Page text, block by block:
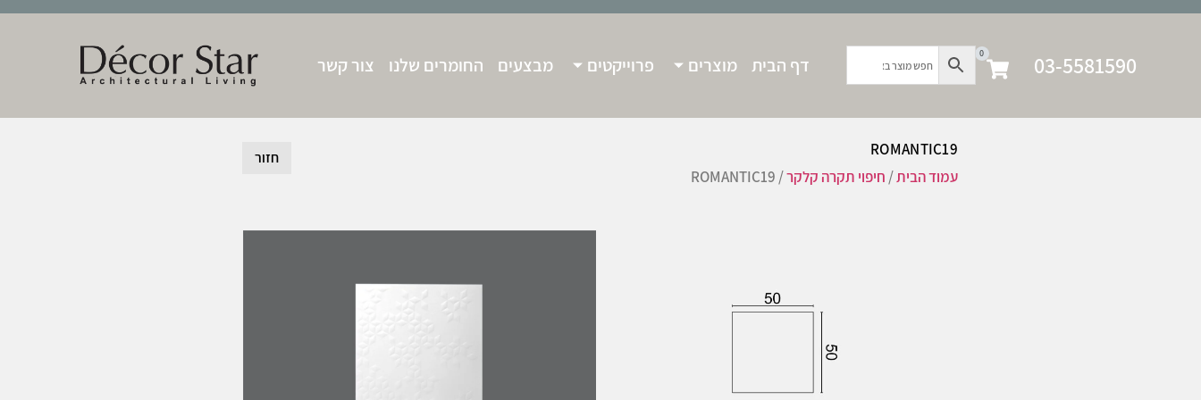
03-5581590
0
דף הבית מוצרים פרוייקטים מבצעים החומרים שלנו צור קשר
ROMANTIC19
עמוד הבית/ חיפוי תקרה קלקר/ ROMANTIC19
חזור